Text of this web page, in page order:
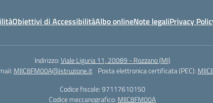
Obiettivi di AccessibilitàAlbo onlineNote legaliPrivacy
Indirizzo:Viale Liguria 11, 20089 - Rozzano (MI)
MIIC8FM00A@istruzione.it Posta elettronica certificata (PEC):
Codice fiscale: 97117610150
Codice meccanografico: MIIC8FM00A